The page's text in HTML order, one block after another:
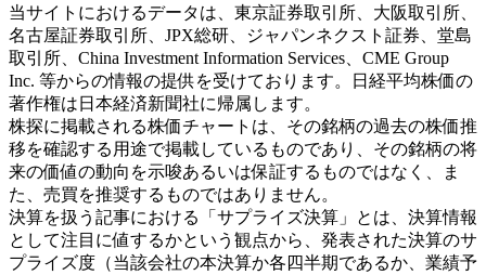
当サイトにおけるデータは、東京証券取引所、大阪取引所、
名古屋証券取引所、JPX総研、ジャパンネクスト証券、堂島
取引所、China Investment Information Services、CME Group
Inc. 等からの情報の提供を受けております。日経平均株価の
著作権は日本経済新聞社に帰属します。
株探に掲載される株価チャートは、その銘柄の過去の株価推
移を確認する用途で掲載しているものであり、その銘柄の将
来の価値の動向を示唆あるいは保証するものではなく、ま
た、売買を推奨するものではありません。
決算を扱う記事における「サプライズ決算」とは、決算情報
として注目に値するかという観点から、発表された決算のサ
プライズ度（当該会社の本決算か各四半期であるか、業績予